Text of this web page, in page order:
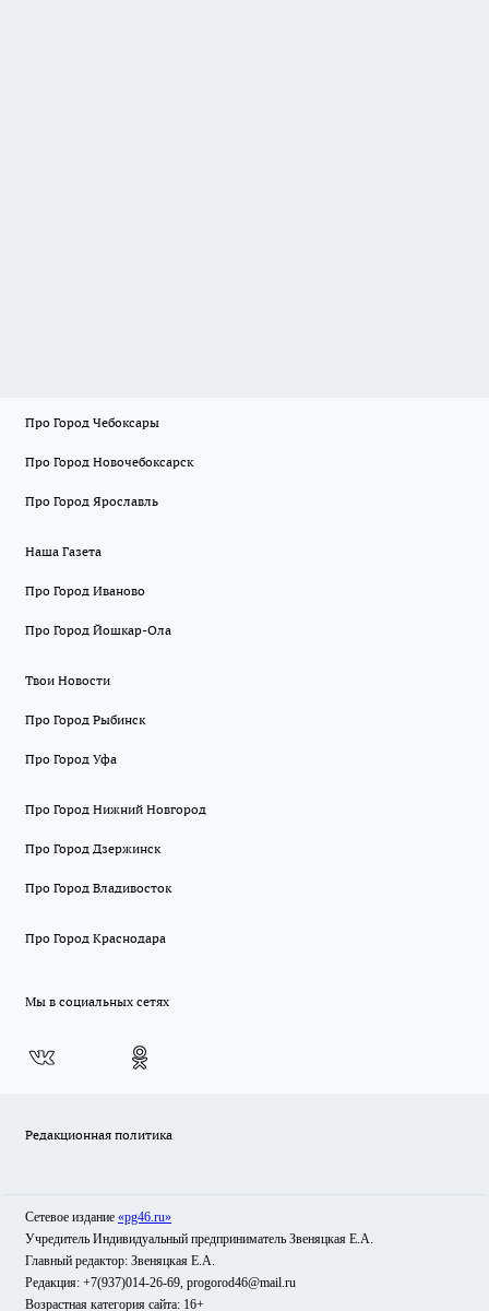
Про Город Чебоксары
Про Город Новочебоксарск
Про Город Ярославль
Наша Газета
Про Город Иваново
Про Город Йошкар-Ола
Твои Новости
Про Город Рыбинск
Про Город Уфа
Про Город Нижний Новгород
Про Город Дзержинск
Про Город Владивосток
Про Город Краснодара
Мы в социальных сетях
Редакционная политика
Сетевое издание «pg46.ru»
Учредитель Индивидуальный предприниматель Звеняцкая Е.А.
Главный редактор: Звеняцкая Е.А.
Редакция: +7(937)014-26-69, progorod46@mail.ru
Возрастная категория сайта: 16+